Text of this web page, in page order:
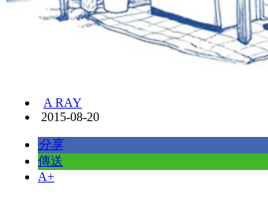
A RAY
2015-08-20
分享
傳送
A+